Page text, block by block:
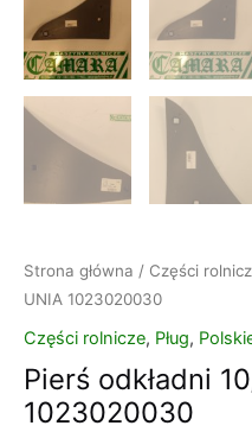
Strona główna / Części
UNIA 1023020030
Części rolnicze, Pług,
Pierś odkładni
1023020030